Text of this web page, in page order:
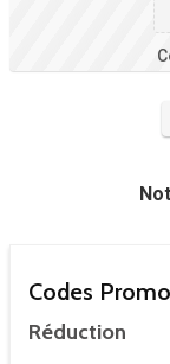
Codes
Réduction